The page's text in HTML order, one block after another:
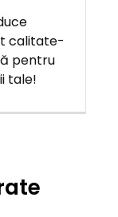
calitate-
pentru
tale!